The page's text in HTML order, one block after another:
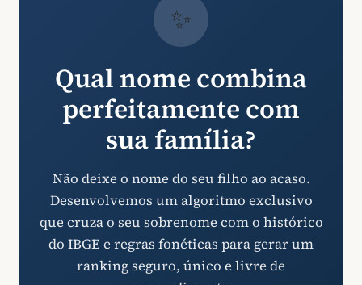
✨
Qual nome combina
perfeitamente com
sua família?
Não deixe o nome do seu filho ao acaso.
Desenvolvemos um algoritmo exclusivo
que cruza o seu sobrenome com o histórico
do IBGE e regras fonéticas para gerar um
ranking seguro, único e livre de